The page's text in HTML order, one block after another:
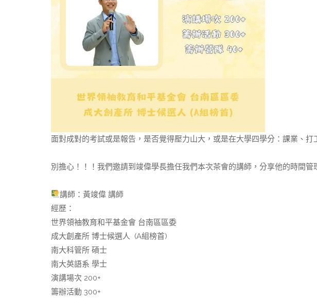
面對成對的考試或是報告，是否覺得壓力山大，或是在大學四學分：課業、
別擔心！！！我們邀請到竣偉學長擔任我們本次茶會的講師，分享他的時間
講師：黃竣偉 講師
經歷：
世界領袖教育和平基金會 台南區區委
成大創產所 博士候選人 ​ (A組榜首)
南大科管所 碩士
南大英語系 學士
演講場次 200+
籌辦活動 300+